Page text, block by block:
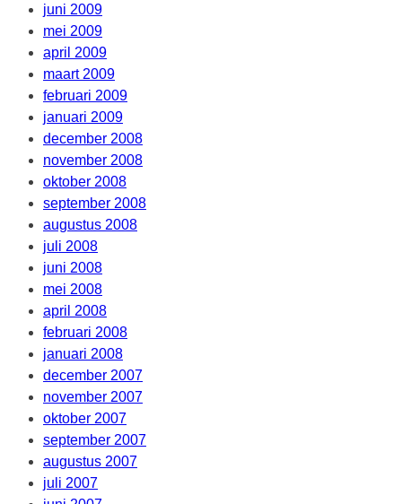
juni 2009
mei 2009
april 2009
maart 2009
februari 2009
januari 2009
december 2008
november 2008
oktober 2008
september 2008
augustus 2008
juli 2008
juni 2008
mei 2008
april 2008
februari 2008
januari 2008
december 2007
november 2007
oktober 2007
september 2007
augustus 2007
juli 2007